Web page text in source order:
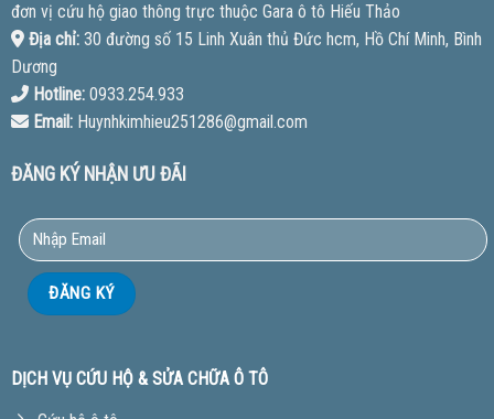
đơn vị cứu hộ giao thông trực thuộc Gara ô tô Hiếu Thảo
Địa chỉ:30 đường số 15 Linh Xuân thủ Đức hcm, Hồ Chí Minh, Bình
Dương
Hotline:0933.254.933
Email:Huynhkimhieu251286@gmail.com
ĐĂNG KÝ NHẬN ƯU ĐÃI
DỊCH VỤ CỨU HỘ & SỬA CHỮA Ô TÔ